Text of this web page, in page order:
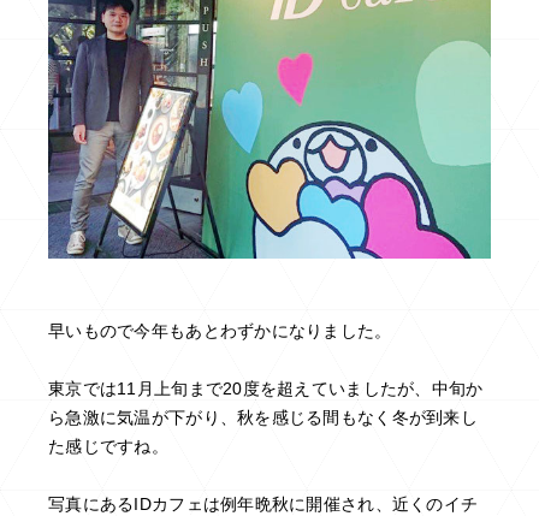
早いもので今年もあとわずかになりました。
東京では11月上旬まで20度を超えていましたが、中旬か
ら急激に気温が下がり、秋を感じる間もなく冬が到来し
た感じですね。
写真にあるIDカフェは例年晩秋に開催され、近くのイチ